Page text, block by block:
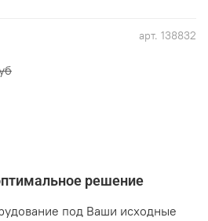
арт. 138832
решение
под Ваши исходные